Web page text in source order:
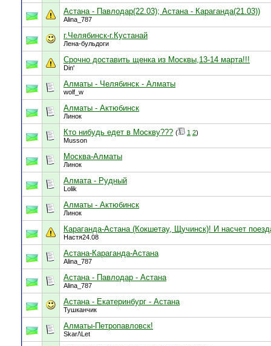
Астана - Павлодар(22.03); Астана - Караганда(21.03))
Alina_787
г.Челябинск-г.Кустанай
Лена-бульдоги
Срочно доставить щенка из Москвы,13-14 марта!!!
Din'
Алматы - Челябинск - Алматы
wolf_w
Алматы - Актюбинск
Линок
Кто нибудь едет в Москву??? ( 1 2)
Musson
Москва-Алматы
Линок
Алмата - Рудный
Lolik
Алматы - Актюбинск
Линок
Караганда-Астана (Кокшетау, Щучинск)! И насчет
Настя24.08
Астана-Караганда-Астана
Alina_787
Астана - Павлодар - Астана
Alina_787
Астана - Екатеринбург - Астана
Тушканчик
Алматы-Петропавловск!
Skar/\Let